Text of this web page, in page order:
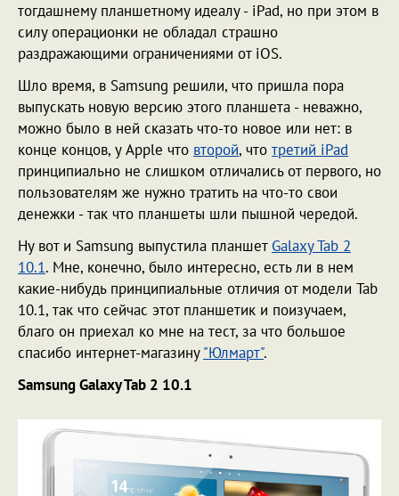
тогдашнему планшетному идеалу - iPad, но при этом в
силу операционки не обладал страшно
раздражающими ограничениями от iOS.
Шло время, в Samsung решили, что пришла пора
выпускать новую версию этого планшета - неважно,
можно было в ней сказать что-то новое или нет: в
конце концов, у Apple что второй, что третий iPad
принципиально не слишком отличались от первого, но
пользователям же нужно тратить на что-то свои
денежки - так что планшеты шли пышной чередой.
Ну вот и Samsung выпустила планшет Galaxy Tab 2
10.1. Мне, конечно, было интересно, есть ли в нем
какие-нибудь принципиальные отличия от модели Tab
10.1, так что сейчас этот планшетик и поизучаем,
благо он приехал ко мне на тест, за что большое
спасибо интернет-магазину"Юлмарт".
Samsung Galaxy Tab 2 10.1